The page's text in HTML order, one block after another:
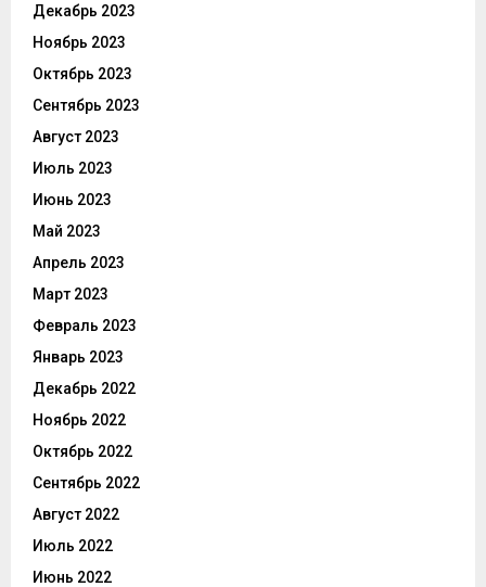
Декабрь 2023
Ноябрь 2023
Октябрь 2023
Сентябрь 2023
Август 2023
Июль 2023
Июнь 2023
Май 2023
Апрель 2023
Март 2023
Февраль 2023
Январь 2023
Декабрь 2022
Ноябрь 2022
Октябрь 2022
Сентябрь 2022
Август 2022
Июль 2022
Июнь 2022